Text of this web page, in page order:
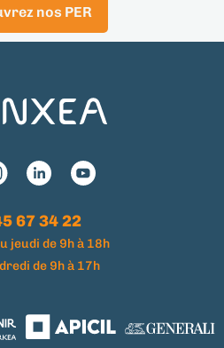
nos PER
67 34 22
jeudi de 9h à 18h
de 9h à 17h